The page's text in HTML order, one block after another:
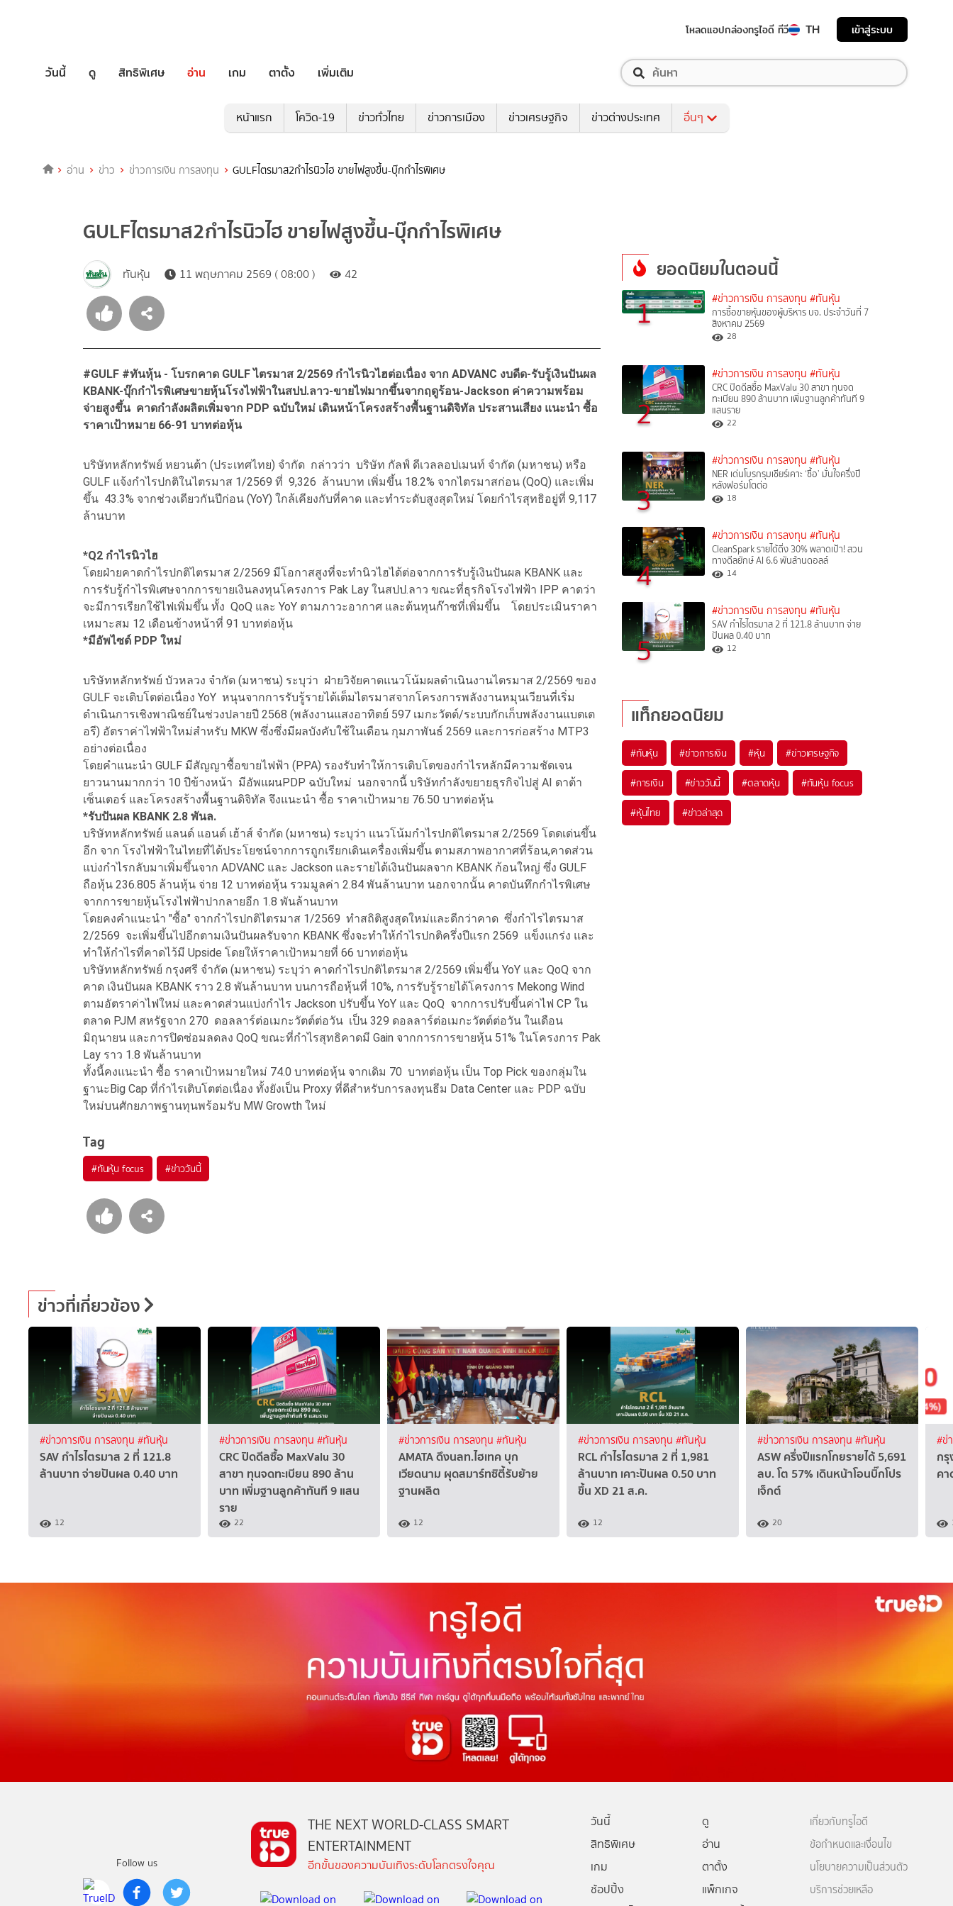
โหลดแอปกล่องทรูไอดี ทีวี TH เข้าสู่ระบบ
วันนี้ ดู สิทธิพิเศษ อ่าน เกม ตาตั้ง เพิ่มเติม
หน้าแรก โควิด-19 ข่าวทั่วไทย ข่าวการเมือง ข่าวเศรษฐกิจ ข่าวต่างประเทศ อื่นๆ
อ่าน ข่าว ข่าวการเงิน การลงทุน GULFไตรมาส2กำไรนิวไฮ ขายไฟสูงขึ้น-บุ๊กกำไรพิเศษ
GULFไตรมาส2กำไรนิวไฮ ขายไฟสูงขึ้น-บุ๊กกำไรพิเศษ
ทันหุ้น 11 พฤษภาคม 2569 ( 08:00 ) 42
#GULF #ทันหุ้น - โบรกคาด GULF ไตรมาส 2/2569 กำไรนิวไฮต่อเนื่อง จาก ADVANC งบดีด-รับรู้เงินปันผล
KBANK-บุ๊กกำไรพิเศษขายหุ้นโรงไฟฟ้าในสปป.ลาว-ขายไฟมากขึ้นจากฤดูร้อน-Jackson ค่าความพร้อม
จ่ายสูงขึ้น คาดกำลังผลิตเพิ่มจาก PDP ฉบับใหม่ เดินหน้าโครงสร้างพื้นฐานดิจิทัล ประสานเสียง แนะนำ ซื้อ
ราคาเป้าหมาย 66-91 บาทต่อหุ้น
บริษัทหลักทรัพย์ หยวนต้า (ประเทศไทย) จำกัด กล่าวว่า บริษัท กัลฟ์ ดีเวลลอปเมนท์ จำกัด (มหาชน) หรือ
GULF แจ้งกำไรปกติในไตรมาส 1/2569 ที่ 9,326 ล้านบาท เพิ่มขึ้น 18.2% จากไตรมาสก่อน (QoQ) และเพิ่ม
ขึ้น 43.3% จากช่วงเดียวกันปีก่อน (YoY) ใกล้เคียงกับที่คาด และทำระดับสูงสุดใหม่ โดยกำไรสุทธิอยู่ที่ 9,117
ล้านบาท
*Q2 กำไรนิวไฮ
โดยฝ่ายคาดกำไรปกติไตรมาส 2/2569 มีโอกาสสูงที่จะทำนิวไฮได้ต่อจากการรับรู้เงินปันผล KBANK และ
การรับรู้กำไรพิเศษจากการขายเงินลงทุนโครงการ Pak Lay ในสปป.ลาว ขณะที่ธุรกิจโรงไฟฟ้า IPP คาดว่า
จะมีการเรียกใช้ไฟเพิ่มขึ้น ทั้ง QoQ และ YoY ตามภาวะอากาศ และต้นทุนก๊าซที่เพิ่มขึ้น โดยประเมินราคา
เหมาะสม 12 เดือนข้างหน้าที่ 91 บาทต่อหุ้น
*มีอัพไซด์ PDP ใหม่
บริษัทหลักทรัพย์ บัวหลวง จำกัด (มหาชน) ระบุว่า ฝ่ายวิจัยคาดแนวโน้มผลดำเนินงานไตรมาส 2/2569 ของ
GULF จะเติบโตต่อเนื่อง YoY หนุนจากการรับรู้รายได้เต็มไตรมาสจากโครงการพลังงานหมุนเวียนที่เริ่ม
ดำเนินการเชิงพาณิชย์ในช่วงปลายปี 2568 (พลังงานแสงอาทิตย์ 597 เมกะวัตต์/ระบบกักเก็บพลังงานแบตเต
อรี) อัตราค่าไฟฟ้าใหม่สำหรับ MKW ซึ่งซึ่งมีผลบังคับใช้ในเดือน กุมภาพันธ์ 2569 และการก่อสร้าง MTP3
อย่างต่อเนื่อง
โดยคำแนะนำ GULF มีสัญญาชื้อขายไฟฟ้า (PPA) รองรับทำให้การเติบโตของกำไรหลักมีความชัดเจน
ยาวนานมากกว่า 10 ปีข้างหน้า มีอัพแผนPDP ฉบับใหม่ นอกจากนี้ บริษัทกำลังขยายธุรกิจไปสู่ AI ดาต้า
เซ็นเตอร์ และโครงสร้างพื้นฐานดิจิทัล จึงแนะนำ ซื้อ ราคาเป้าหมาย 76.50 บาทต่อหุ้น
*รับปันผล KBANK 2.8 พันล.
บริษัทหลักทรัพย์ แลนด์ แอนด์ เฮ้าส์ จำกัด (มหาชน) ระบุว่า แนวโน้มกำไรปกติไตรมาส 2/2569 โดดเด่นขึ้น
อีก จาก โรงไฟฟ้าในไทยที่ได้ประโยชน์จากการถูกเรียกเดินเครื่องเพิ่มขึ้น ตามสภาพอากาศที่ร้อน,คาดส่วน
แบ่งกำไรกลับมาเพิ่มขึ้นจาก ADVANC และ Jackson และรายได้เงินปันผลจาก KBANK ก้อนใหญ่ ซึ่ง GULF
ถือหุ้น 236.805 ล้านหุ้น จ่าย 12 บาทต่อหุ้น รวมมูลค่า 2.84 พันล้านบาท นอกจากนั้น คาดบันทึกกำไรพิเศษ
จากการขายหุ้นโรงไฟฟ้าปากลายอีก 1.8 พันล้านบาท
โดยคงคำแนะนำ "ซื้อ" จากกำไรปกติไตรมาส 1/2569 ทำสถิติสูงสุดใหม่และดีกว่าคาด ซึ่งกำไรไตรมาส
2/2569 จะเพิ่มขึ้นไปอีกตามเงินปันผลรับจาก KBANK ซึ่งจะทำให้กำไรปกติครึ่งปีแรก 2569 แข็งแกร่ง และ
ทำให้กำไรที่คาดไว้มี Upside โดยให้ราคาเป้าหมายที่ 66 บาทต่อหุ้น
บริษัทหลักทรัพย์ กรุงศรี จำกัด (มหาชน) ระบุว่า คาดกำไรปกติไตรมาส 2/2569 เพิ่มขึ้น YoY และ QoQ จาก
คาด เงินปันผล KBANK ราว 2.8 พันล้านบาท บนการถือหุ้นที่ 10%, การรับรู้รายได้โครงการ Mekong Wind
ตามอัตราค่าไฟใหม่ และคาดส่วนแบ่งกำไร Jackson ปรับขึ้น YoY และ QoQ จากการปรับขึ้นค่าไฟ CP ใน
ตลาด PJM สหรัฐจาก 270 ดอลลาร์ต่อเมกะวัตต์ต่อวัน เป็น 329 ดอลลาร์ต่อเมกะวัตต์ต่อวัน ในเดือน
มิถุนายน และการปิดซ่อมลดลง QoQ ขณะที่กำไรสุทธิคาดมี Gain จากการการขายหุ้น 51% ในโครงการ Pak
Lay ราว 1.8 พันล้านบาท
ทั้งนี้คงแนะนำ ซื้อ ราคาเป้าหมายใหม่ 74.0 บาทต่อหุ้น จากเดิม 70 บาทต่อหุ้น เป็น Top Pick ของกลุ่มใน
ฐานะBig Cap ที่กำไรเติบโตต่อเนื่อง ทั้งยังเป็น Proxy ที่ดีสำหรับการลงทุนธีม Data Center และ PDP ฉบับ
ใหม่บนศักยภาพฐานทุนพร้อมรับ MW Growth ใหม่
Tag
#ทันหุ้น focus #ข่าววันนี้
ยอดนิยมในตอนนี้
1 #ข่าวการเงิน การลงทุน #ทันหุ้น
การซื้อขายหุ้นของผู้บริหาร บจ. ประจำวันที่ 7
สิงหาคม 2569
28
2
#ข่าวการเงิน การลงทุน #ทันหุ้น
CRC ปิดดีลซื้อ MaxValu 30 สาขา ทุนจด
ทะเบียน 890 ล้านบาท เพิ่มฐานลูกค้าทันที 9
แสนราย
22
3
#ข่าวการเงิน การลงทุน #ทันหุ้น
NER เด่นโบรกรุมเชียร์เคาะ ‘ซื้อ’ มั่นใจครึ่งปี
หลังฟอร์มโตต่อ
18
4
#ข่าวการเงิน การลงทุน #ทันหุ้น
CleanSpark รายได้ดิ่ง 30% พลาดเป้า! สวน
ทางดีลยักษ์ AI 6.6 พันล้านดอลล์
14
5
#ข่าวการเงิน การลงทุน #ทันหุ้น
SAV กำไรไตรมาส 2 ที่ 121.8 ล้านบาท จ่าย
ปันผล 0.40 บาท
12
แท็กยอดนิยม
#ทันหุ้น #ข่าวการเงิน #หุ้น #ข่าวเศรษฐกิจ
#การเงิน #ข่าววันนี้ #ตลาดหุ้น #ทันหุ้น focus
#หุ้นไทย #ข่าวล่าสุด
ข่าวที่เกี่ยวข้อง
#ข่าวการเงิน การลงทุน #ทันหุ้น
SAV กำไรไตรมาส 2 ที่ 121.8
ล้านบาท จ่ายปันผล 0.40 บาท
12
#ข่าวการเงิน การลงทุน #ทันหุ้น
CRC ปิดดีลซื้อ MaxValu 30
สาขา ทุนจดทะเบียน 890 ล้าน
บาท เพิ่มฐานลูกค้าทันที 9 แสน
ราย
22
#ข่าวการเงิน การลงทุน #ทันหุ้น
AMATA ดึงนลท.ไฮเทค บุก
เวียดนาม ผุดสมาร์ทซิตี้รับย้าย
ฐานผลิต
12
#ข่าวการเงิน การลงทุน #ทันหุ้น
RCL กำไรไตรมาส 2 ที่ 1,981
ล้านบาท เคาะปันผล 0.50 บาท
ขึ้น XD 21 ส.ค.
12
#ข่าวการเงิน การลงทุน #ทันหุ้น
ASW ครึ่งปีแรกโกยรายได้ 5,691
ลบ. โต 57% เดินหน้าโอนบิ๊กโปร
เจ็กต์
20
#ข่
กรุ
ค
Follow us
THE NEXT WORLD-CLASS SMART
ENTERTAINMENT
อีกขั้นของความบันเทิงระดับโลกตรงใจคุณ
วันนี้
ดู
สิทธิพิเศษ
อ่าน
เกม
ตาตั้ง
ช้อปปิ้ง
แพ็กเกจ
เกี่ยวกับทรูไอดี
ข้อกำหนดและเงื่อนไข
นโยบายความเป็นส่วนตัว
บริการช่วยเหลือ